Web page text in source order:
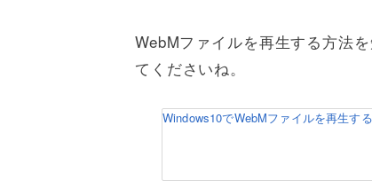
WebMファイルを再生する方法
てくださいね。
Windows10でWebMファイルを再生す